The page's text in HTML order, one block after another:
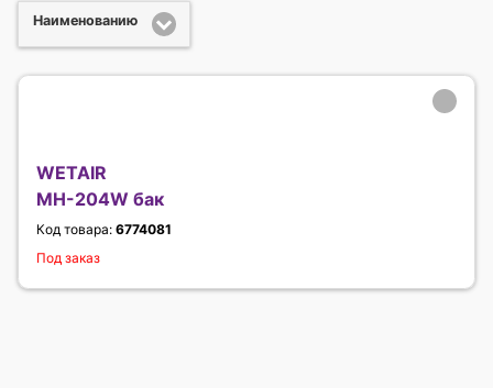
Наименованию
WETAIR
MH-204W бак
Код товара: 6774081
Под заказ